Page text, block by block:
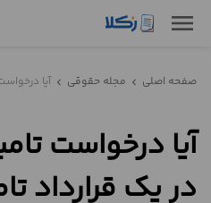
menu
نمونه
تنظیم
صفحه اصلی chevron_left مجله حقوقی chevron_left آیا
آیا درخواست
در یک قرارداد